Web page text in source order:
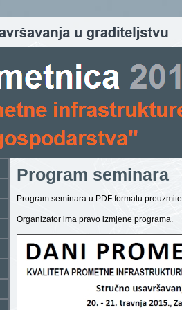
Program seminara
Program seminara u PDF formatu preuzmite
Organizator ima pravo izmjene programa.